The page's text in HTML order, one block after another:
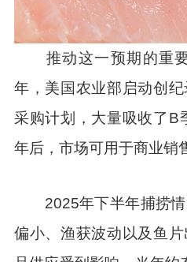
推动这一预期的重要
年，美国农业部启动创
采购计划，大量吸收了B
年后，市场可用于商业销
2025年下半年捕捞情
偏小、渔获波动以及鱼